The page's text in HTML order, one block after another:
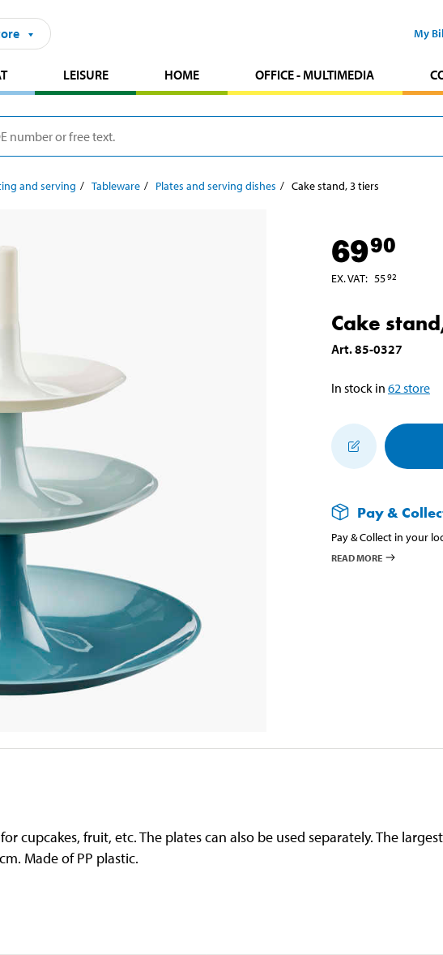
My
LEISURE HOME OFFICE - MULTIMEDIA
and serving Tableware Plates and serving dishes Cake stand, 3 tiers
6990
EX. VAT: 5592
Cake
Art.85-0327
In stock in 62 store
Pay &
Pay & Collect in your
READ MORE
cupcakes, fruit, etc. The plates can also be used separately. The
Made of PP plastic.